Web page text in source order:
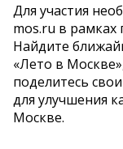
Для участия
mos.ru в рамках
Найдите
«Лето в
поделитесь
для улучшения
Москве.